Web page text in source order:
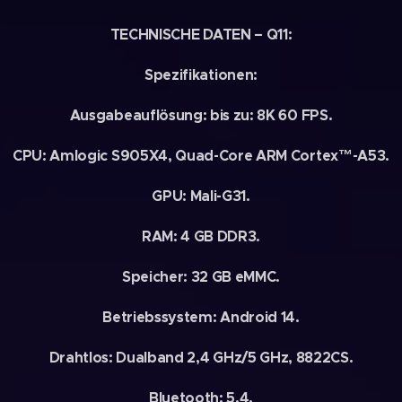
TECHNISCHE DATEN – Q11:
Spezifikationen:
Ausgabeauflösung: bis zu: 8K 60 FPS.
CPU: Amlogic S905X4, Quad-Core ARM Cortex™-A53.
GPU: Mali-G31.
RAM: 4 GB DDR3.
Speicher: 32 GB eMMC.
Betriebssystem: Android 14.
Drahtlos: Dualband 2,4 GHz/5 GHz, 8822CS.
Bluetooth: 5.4.